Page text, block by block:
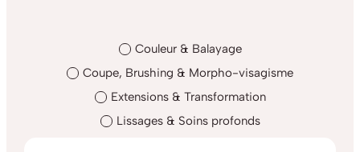
Couleur & Balayage
Coupe, Brushing & Morpho-visagisme
Extensions & Transformation
Lissages & Soins profonds